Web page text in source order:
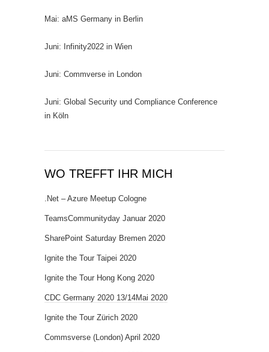
Mai: aMS Germany in Berlin
Juni: Infinity2022 in Wien
Juni: Commverse in London
Juni: Global Security und Compliance Conference
in Köln
WO TREFFT IHR MICH
.Net – Azure Meetup Cologne
TeamsCommunityday Januar 2020
SharePoint Saturday Bremen 2020
Ignite the Tour Taipei 2020
Ignite the Tour Hong Kong 2020
CDC Germany 2020 13/14Mai 2020
Ignite the Tour Zürich 2020
Commsverse (London) April 2020